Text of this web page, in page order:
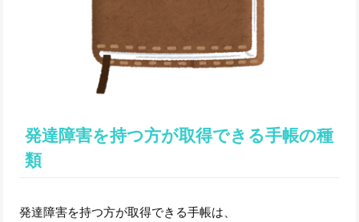
発達障害を持つ方が取得できる手帳の種
類
発達障害を持つ方が取得できる手帳は、